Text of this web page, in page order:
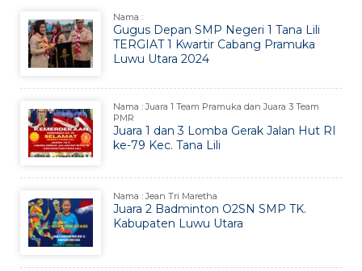
Nama :
Gugus Depan SMP Negeri 1 Tana Lili
TERGIAT 1 Kwartir Cabang Pramuka
Luwu Utara 2024
Nama : Juara 1 Team Pramuka dan Juara 3 Team
PMR
Juara 1 dan 3 Lomba Gerak Jalan Hut RI
ke-79 Kec. Tana Lili
Nama : Jean Tri Maretha
Juara 2 Badminton O2SN SMP TK.
Kabupaten Luwu Utara